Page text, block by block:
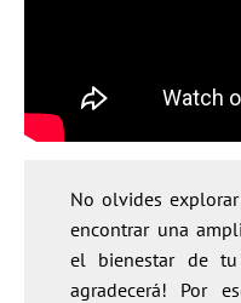
No olvides
encontrar una
el bienestar de
agradecerá! Por